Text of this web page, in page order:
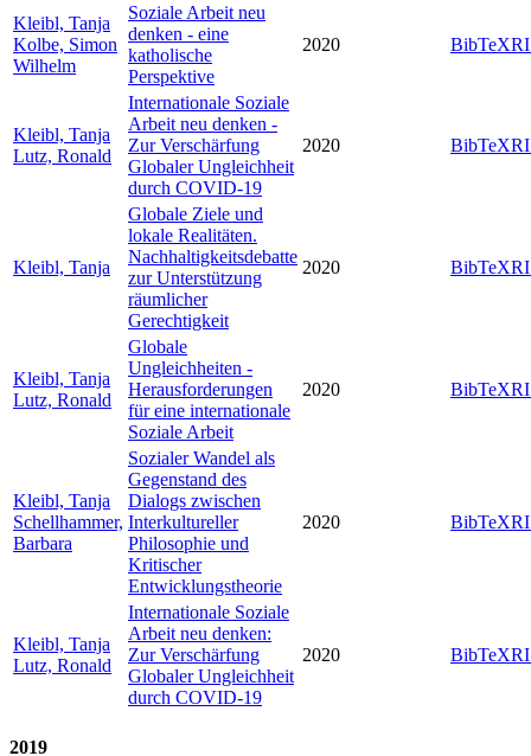
Kleibl, Tanja
Kolbe, Simon
Wilhelm
Soziale Arbeit neu
denken - eine
katholische
Perspektive
2020 BibTeX
Kleibl, Tanja
Lutz, Ronald
Internationale Soziale
Arbeit neu denken -
Zur Verschärfung
Globaler Ungleichheit
durch COVID-19
2020 BibTeX
Kleibl, Tanja
Globale Ziele und
lokale Realitäten.
Nachhaltigkeitsdebatte
zur Unterstützung
räumlicher
Gerechtigkeit
2020 BibTeX
Kleibl, Tanja
Lutz, Ronald
Globale
Ungleichheiten -
Herausforderungen
für eine internationale
Soziale Arbeit
2020 BibTeX
Kleibl, Tanja
Schellhammer,
Barbara
Sozialer Wandel als
Gegenstand des
Dialogs zwischen
Interkultureller
Philosophie und
Kritischer
Entwicklungstheorie
2020 BibTeX
Kleibl, Tanja
Lutz, Ronald
Internationale Soziale
Arbeit neu denken:
Zur Verschärfung
Globaler Ungleichheit
durch COVID-19
2020 BibTeX
2019